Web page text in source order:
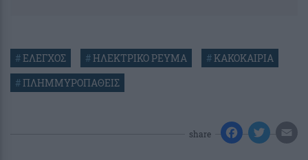
#ΕΛΕΓΧΟΣ #ΗΛΕΚΤΡΙΚΟ ΡΕΥΜΑ #ΚΑΚΟΚΑΙΡΙΑ
#ΠΛΗΜΜΥΡΟΠΑΘΕΙΣ
share